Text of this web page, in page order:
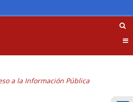
a la Información Pública